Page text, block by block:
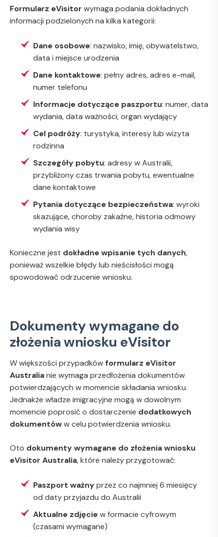
Formularz eVisitor wymaga podania dokładnych
informacji podzielonych na kilka kategorii:
Dane osobowe: nazwisko, imię, obywatelstwo,
data i miejsce urodzenia
Dane kontaktowe: pełny adres, adres e-mail,
numer telefonu
Informacje dotyczące paszportu: numer, data
wydania, data ważności, organ wydający
Cel podróży: turystyka, interesy lub wizyta
rodzinna
Szczegóły pobytu: adresy w Australii,
przybliżony czas trwania pobytu, ewentualne
dane kontaktowe
Pytania dotyczące bezpieczeństwa: wyroki
skazujące, choroby zakaźne, historia odmowy
wydania wisy
Konieczne jest dokładne wpisanie tych danych,
ponieważ wszelkie błędy lub nieścisłości mogą
spowodować odrzucenie wniosku.
Dokumenty wymagane do
złożenia wniosku eVisitor
W większości przypadków formularz eVisitor
Australianie wymaga przedłożenia dokumentów
potwierdzających w momencie składania wniosku.
Jednakże władze imigracyjne mogą w dowolnym
momencie poprosić o dostarczenie dodatkowych
dokumentóww celu potwierdzenia wniosku.
Oto dokumenty wymagane do złożenia wniosku
eVisitor Australia, które należy przygotować:
Paszport ważnyprzez co najmniej 6 miesięcy
od daty przyjazdu do Australii
Aktualne zdjęciew formacie cyfrowym
(czasami wymagane)